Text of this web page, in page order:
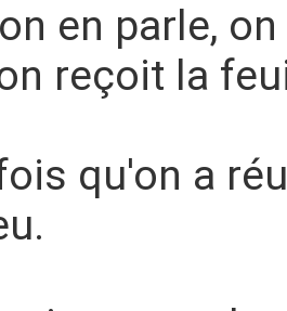
en parle,
reçoit la
qu'on a